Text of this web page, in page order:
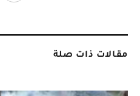
مقالات ذات صلة